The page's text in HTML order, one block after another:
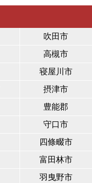
吹田市
高槻市
寝屋川市
摂津市
豊能郡
守口市
四條畷市
富田林市
羽曳野市